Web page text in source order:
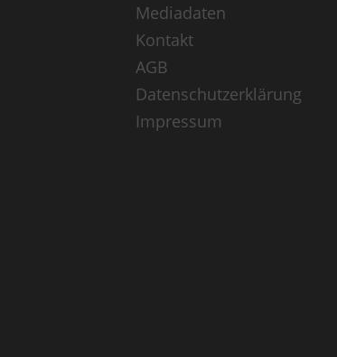
Mediadaten
Kontakt
AGB
Datenschutzerklärung
Impressum